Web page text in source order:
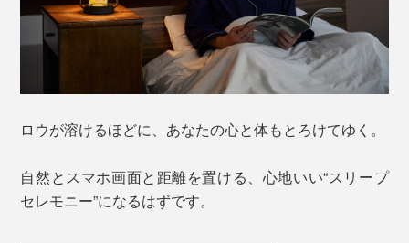
ロウが溶けるほどに、あなたの心と体もとろけてゆく。
自然とスマホ画面と距離を置ける、心地いい“スリープ
セレモニー”になるはずです。